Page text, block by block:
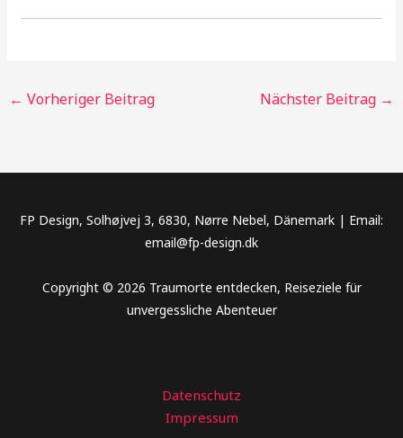
← Vorheriger Beitrag Nächster Beitrag →
FP Design, Solhøjvej 3, 6830, Nørre Nebel, Dänemark | Email:
email@fp-design.dk
Copyright © 2026 Traumorte entdecken, Reiseziele für
unvergessliche Abenteuer
Datenschutz
Impressum